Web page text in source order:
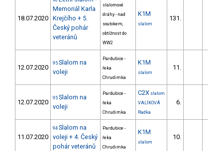
18.07.2020
Memoriál Karla
Krejčího + 5.
Český pohár
veteránů
slalomové
dráhy - nad
soutokem,
obtížnost do
WW2
K1M
slalom
131.
12.07.2020
95 Slalom na
voleji
Pardubice -
řeka
Chrudimka
K1M
slalom
11.
12.07.2020
95 Slalom na
voleji
Pardubice -
řeka
Chrudimka
C2X slalom
VALÍKOVÁ
Radka
6.
11.07.2020
94 Slalom na
voleji + 4. Český
pohár veteránů
Pardubice -
řeka
Chrudimka
K1M
slalom
10.